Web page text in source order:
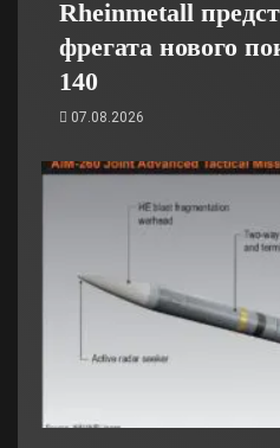
Rheinmetall
фрегата нового
140
07.08.2026